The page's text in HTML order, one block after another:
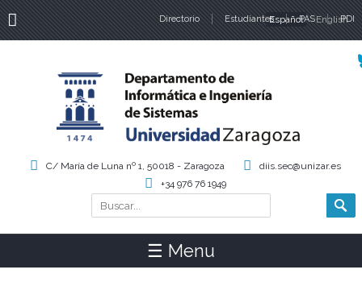
Directorio Estudiantes PAS PDI
Idiomas
Español English
Formulario de búsqueda
Buscar
C/ María de Luna nº 1, 50018 - Zaragoza
diis.sec@unizar.es
+34 976 76 1949
☰ Menu